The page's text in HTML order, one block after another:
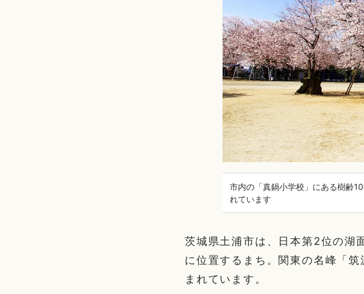
市内の「真鍋小学校」にある樹齢
れています
茨城県土浦市は、日本第2位の湖
に位置するまち。関東の名峰「
まれています。